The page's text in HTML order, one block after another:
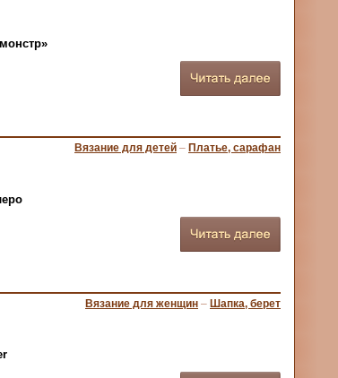
Вязание для детей – Платье, сарафан
Вязание для женщин – Шапка, берет